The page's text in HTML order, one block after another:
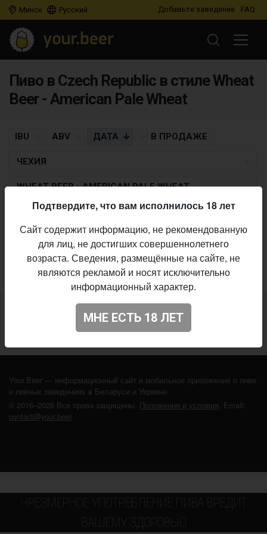
Минск Русский Добавьте заведение FAQ
Пиво в Czech Republic в стиле Wheat
Beer - American Pale Wheat
IBU ABV ДАТА В ПРОДАЖЕ
ЧЕХИЯ
WHEAT BEER - AMERICAN PALE WHEAT
Fancy Farmer
Wheat Beer - American Pale Wheat • 5,5% ABV • 35 IBU •
Не нашли ваш бар или магазин в каталоге?
ДОБАВЬТЕ ЗАВЕДЕНИЕ
Your.Beer — информационный сайт и мобильное приложение о пиве
и пивных заведениях в Беларуси и Украине
© 2016–2026 Все права защищены. Положения и условия. Email:
contact@your.beer
ЧРЕЗМЕРНОЕ УПОТРЕБЛЕНИЕ ПИВА ВРЕДИТ
ВАШЕМУ ЗДОРОВЬЮ
Подтвердите, что вам исполнилось 18 лет
Сайт содержит информацию, не рекомендованную
для лиц, не достигших совершеннолетнего
возраста. Сведения, размещённые на сайте, не
являются рекламой и носят исключительно
информационный характер.
МНЕ ЕСТЬ 18 ЛЕТ